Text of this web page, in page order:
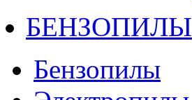
БЕНЗОПИЛЫ
Бензопилы